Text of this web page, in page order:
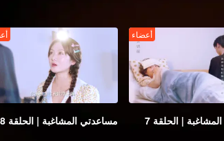
أعضاء
| الحلقة 7 مساعدتي المشاغبة | الحلقة 8